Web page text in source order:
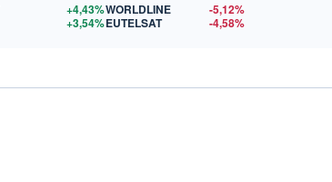
+4,43%
+3,54%
WORLDLINE
-5,12%
EUTELSAT
-4,58%